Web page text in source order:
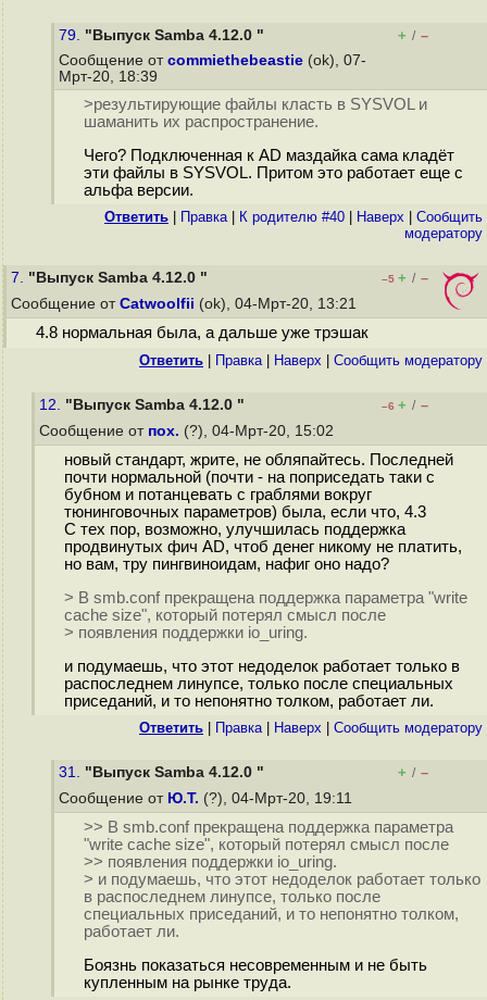
79. "Выпуск Samba 4.12.0 " + / –
Сообщение от commiethebeastie (ok), 07-
Мрт-20, 18:39
>результирующие файлы класть в SYSVOL и
шаманить их распространение.
Чего? Подключенная к AD маздайка сама кладёт
эти файлы в SYSVOL. Притом это работает еще с
альфа версии.
Ответить Правка| К родителю #40 Наверх
Cообщить
модератору
7. "Выпуск Samba 4.12.0 " –5 + / –
Сообщение от Catwoolfii (ok), 04-Мрт-20, 13:21
4.8 нормальная была, а дальше уже трэшак
Ответить Правка| Наверх Cообщить модератору
12. "Выпуск Samba 4.12.0 " –6 + / –
Сообщение от пох. (?), 04-Мрт-20, 15:02
новый стандарт, жрите, не обляпайтесь. Последней
почти нормальной (почти - на поприседать таки с
бубном и потанцевать с граблями вокруг
тюнинговочных параметров) была, если что, 4.3
С тех пор, возможно, улучшилась поддержка
продвинутых фич AD, чтоб денег никому не платить,
но вам, тру пингвиноидам, нафиг оно надо?
> B smb.conf прекращена поддержка параметра "write
cache size", который потерял смысл после
> появления поддержки io_uring.
и подумаешь, что этот недоделок работает только в
распоследнем линyпсе, только после специальных
приседаний, и то непонятно толком, работает ли.
Ответить Правка| Наверх Cообщить модератору
31. "Выпуск Samba 4.12.0 " + / –
Сообщение от Ю.Т. (?), 04-Мрт-20, 19:11
>> B smb.conf прекращена поддержка параметра
"write cache size", который потерял смысл после
>> появления поддержки io_uring.
> и подумаешь, что этот недоделок работает только
в распоследнем линyпсе, только после
специальных приседаний, и то непонятно толком,
работает ли.
Боязнь показаться несовременным и не быть
купленным на рынке труда.